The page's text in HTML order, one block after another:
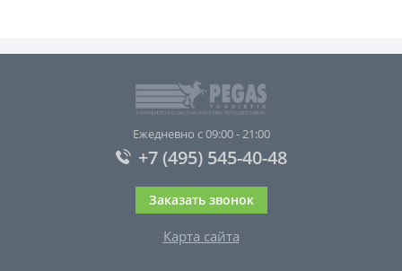
Ежедневно с 09:00 - 21:00
+7 (495) 545-40-48
Заказать звонок
Карта сайта